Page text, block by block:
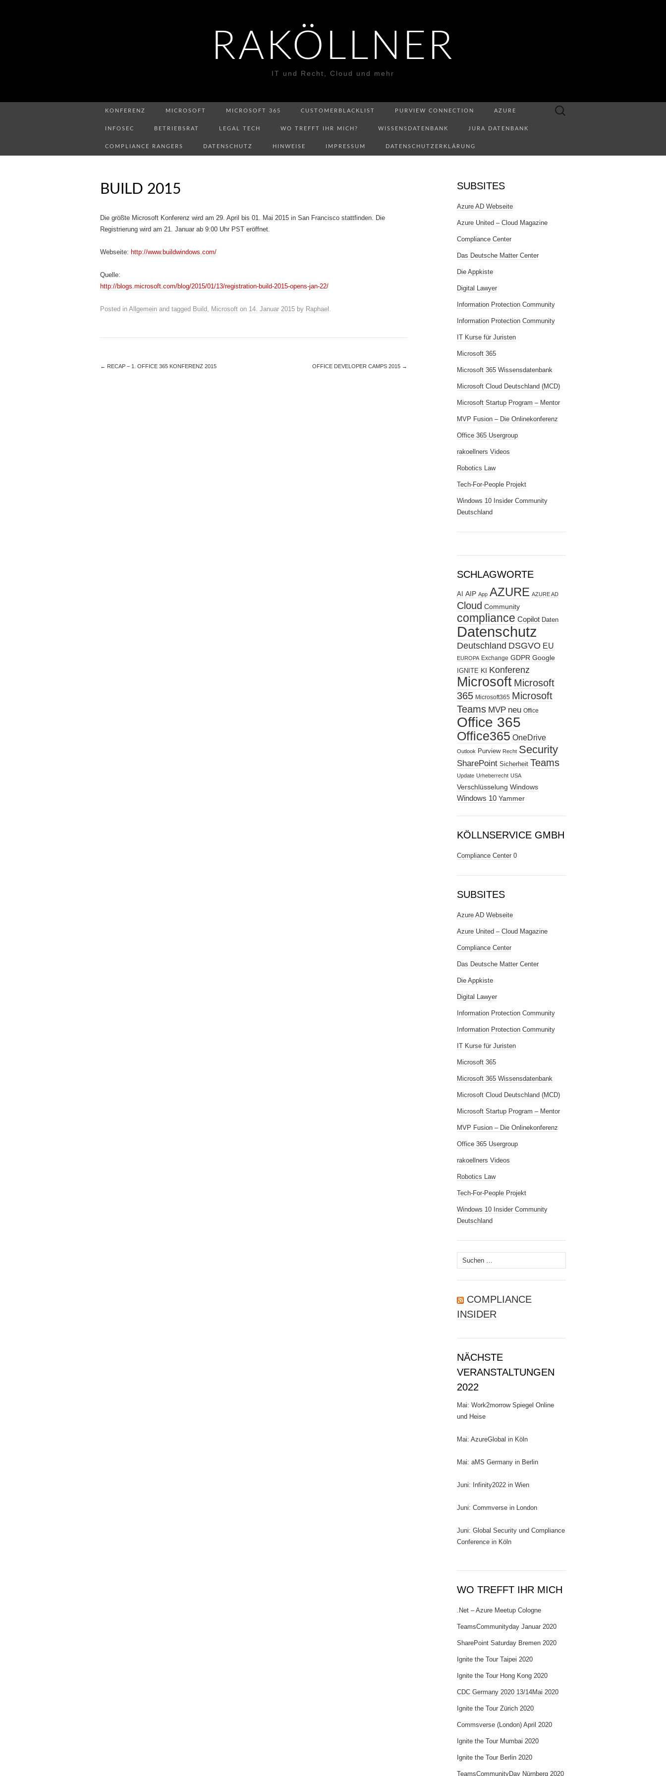
RAKÖLLNER
IT und Recht, Cloud und mehr
KONFERENZ MICROSOFT MICROSOFT 365 CUSTOMERBLACKLIST PURVIEW CONNECTION AZURE
INFOSEC BETRIEBSRAT LEGAL TECH WO TREFFT IHR MICH? WISSENSDATENBANK JURA DATENBANK
COMPLIANCE RANGERS DATENSCHUTZ HINWEISE IMPRESSUM DATENSCHUTZERKLÄRUNG
Suchen
BUILD 2015
Die größte Microsoft Konferenz wird am 29. April bis 01. Mai 2015 in San Francisco stattfinden. Die
Registrierung wird am 21. Januar ab 9:00 Uhr PST eröffnet.
Webseite: http://www.buildwindows.com/
Quelle:
http://blogs.microsoft.com/blog/2015/01/13/registration-build-2015-opens-jan-22/
Posted in Allgemein and tagged Build, Microsoft on 14. Januar 2015 by Raphael .
← RECAP – 1. OFFICE 365 KONFERENZ 2015 OFFICE DEVELOPER CAMPS 2015 →
SUBSITES
Azure AD Webseite
Azure United – Cloud Magazine
Compliance Center
Das Deutsche Matter Center
Die Appkiste
Digital Lawyer
Information Protection Community
Information Protection Community
IT Kurse für Juristen
Microsoft 365
Microsoft 365 Wissensdatenbank
Microsoft Cloud Deutschland (MCD)
Microsoft Startup Program – Mentor
MVP Fusion – Die Onlinekonferenz
Office 365 Usergroup
rakoellners Videos
Robotics Law
Tech-For-People Projekt
Windows 10 Insider Community
Deutschland
SCHLAGWORTE
AI AIP App AZURE AZURE AD
Cloud Community
compliance Copilot Daten
Datenschutz
Deutschland DSGVO EU
EUROPA Exchange GDPR Google
IGNITE KI Konferenz
Microsoft Microsoft
365 Microsoft365 Microsoft
Teams MVP neu Office
Office 365
Office365 OneDrive
Outlook Purview Recht Security
SharePoint Sicherheit Teams
Update Urheberrecht USA
Verschlüsselung Windows
Windows 10 Yammer
KÖLLNSERVICE GMBH
Compliance Center 0
SUBSITES
Azure AD Webseite
Azure United – Cloud Magazine
Compliance Center
Das Deutsche Matter Center
Die Appkiste
Digital Lawyer
Information Protection Community
Information Protection Community
IT Kurse für Juristen
Microsoft 365
Microsoft 365 Wissensdatenbank
Microsoft Cloud Deutschland (MCD)
Microsoft Startup Program – Mentor
MVP Fusion – Die Onlinekonferenz
Office 365 Usergroup
rakoellners Videos
Robotics Law
Tech-For-People Projekt
Windows 10 Insider Community
Deutschland
Suchen
nach:
COMPLIANCE
INSIDER
NÄCHSTE
VERANSTALTUNGEN
2022
Mai: Work2morrow Spiegel Online
und Heise
Mai: AzureGlobal in Köln
Mai: aMS Germany in Berlin
Juni: Infinity2022 in Wien
Juni: Commverse in London
Juni: Global Security und Compliance
Conference in Köln
WO TREFFT IHR MICH
.Net – Azure Meetup Cologne
TeamsCommunityday Januar 2020
SharePoint Saturday Bremen 2020
Ignite the Tour Taipei 2020
Ignite the Tour Hong Kong 2020
CDC Germany 2020 13/14Mai 2020
Ignite the Tour Zürich 2020
Commsverse (London) April 2020
Ignite the Tour Mumbai 2020
Ignite the Tour Berlin 2020
TeamsCommunityDay Nürnberg 2020